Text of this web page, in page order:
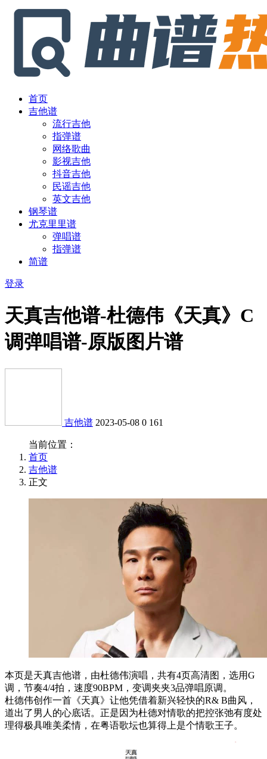
首页
吉他谱
流行吉他
指弹谱
网络歌曲
影视吉他
抖音吉他
民谣吉他
英文吉他
钢琴谱
尤克里里谱
弹唱谱
指弹谱
简谱
登录
天真吉他谱-杜德伟《天真》C
调弹唱谱-原版图片谱
吉他谱 2023-05-08 0 161
当前位置：
首页
吉他谱
正文
本页是天真吉他谱，由杜德伟演唱，共有4页高清图，选用G
调，节奏4/4拍，速度90BPM，变调夹夹3品弹唱原调。
杜德伟创作一首《天真》让他凭借着新兴轻快的R& B曲风，
道出了男人的心底话。正是因为杜德对情歌的把控张弛有度处
理得极具唯美柔情，在粤语歌坛也算得上是个情歌王子。